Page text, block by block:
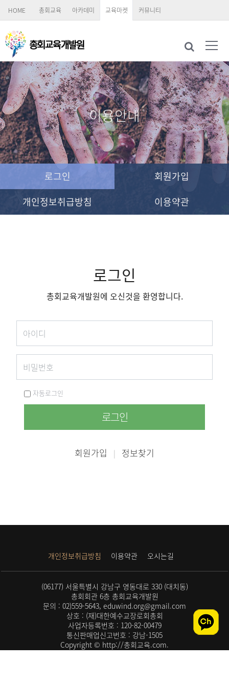
HOME 총회교육 아카데미 교육마켓 커뮤니티
이용안내
로그인
회원가입
개인정보취급방침
이용약관
로그인
총회교육개발원에 오신것을 환영합니다.
자동로그인
로그인
회원가입 | 정보찾기
개인정보취급방침 이용약관 오시는길
(06177) 서울특별시 강남구 영동대로 330 (대치동)
총회회관 6층 총회교육개발원
문의 : 02)559-5643, eduwind.org@gmail.com
상호 : (재)대한예수교장로회총회
사업자등록번호 : 120-82-00479
통신판매업신고번호 : 강남-1505
Copyright © http://총회교육.com.